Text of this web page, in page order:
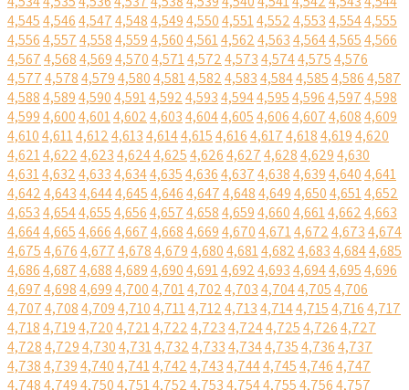
4,5454,5464,5474,5484,5494,5504,5514,5524,5534,5544,555
4,5564,5574,5584,5594,5604,5614,5624,5634,5644,5654,566
4,5674,5684,5694,5704,5714,5724,5734,5744,5754,576
4,5774,5784,5794,5804,5814,5824,5834,5844,5854,5864,587
4,5884,5894,5904,5914,5924,5934,5944,5954,5964,5974,598
4,5994,6004,6014,6024,6034,6044,6054,6064,6074,6084,609
4,6104,6114,6124,6134,6144,6154,6164,6174,6184,6194,620
4,6214,6224,6234,6244,6254,6264,6274,6284,6294,630
4,6314,6324,6334,6344,6354,6364,6374,6384,6394,6404,641
4,6424,6434,6444,6454,6464,6474,6484,6494,6504,6514,652
4,6534,6544,6554,6564,6574,6584,6594,6604,6614,6624,663
4,6644,6654,6664,6674,6684,6694,6704,6714,6724,6734,674
4,6754,6764,6774,6784,6794,6804,6814,6824,6834,6844,685
4,6864,6874,6884,6894,6904,6914,6924,6934,6944,6954,696
4,6974,6984,6994,7004,7014,7024,7034,7044,7054,706
4,7074,7084,7094,7104,7114,7124,7134,7144,7154,7164,717
4,7184,7194,7204,7214,7224,7234,7244,7254,7264,727
4,7284,7294,7304,7314,7324,7334,7344,7354,7364,737
4,7384,7394,7404,7414,7424,7434,7444,7454,7464,747
4,7484,7494,7504,7514,7524,7534,7544,7554,7564,757